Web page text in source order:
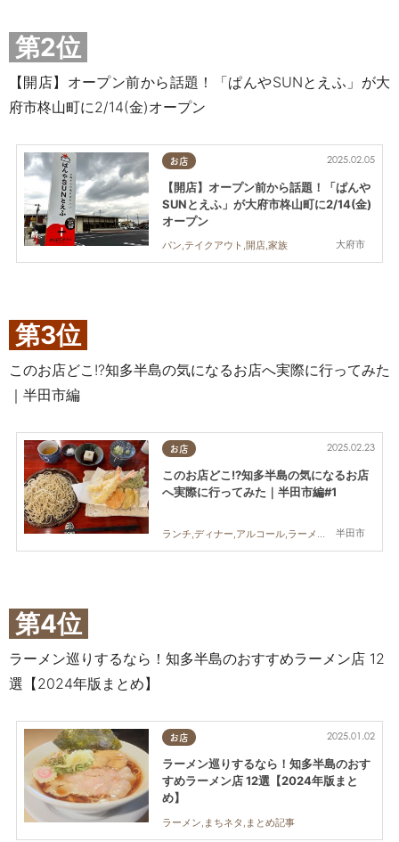
第2位
【開店】オープン前から話題！「ぱんやSUNとえふ」が大
府市柊山町に2/14(金)オープン
お店
大府市
2025.02.05
【開店】オープン前から話題！「ぱんや
SUNとえふ」が大府市柊山町に2/14(金)
オープン
パン,テイクアウト,開店,家族
第3位
このお店どこ!?知多半島の気になるお店へ実際に行ってみた
｜半田市編
お店
半田市
2025.02.23
このお店どこ!?知多半島の気になるお店
へ実際に行ってみた｜半田市編#1
ランチ,ディナー,アルコール,ラーメン,カフェ,スイーツ,テイクアウト,まちネタ,まとめ記事,行ってみたレポ
第4位
ラーメン巡りするなら！知多半島のおすすめラーメン店 12
選【2024年版まとめ】
お店 2025.01.02
ラーメン巡りするなら！知多半島のおす
すめラーメン店 12選【2024年版まと
め】
ラーメン,まちネタ,まとめ記事